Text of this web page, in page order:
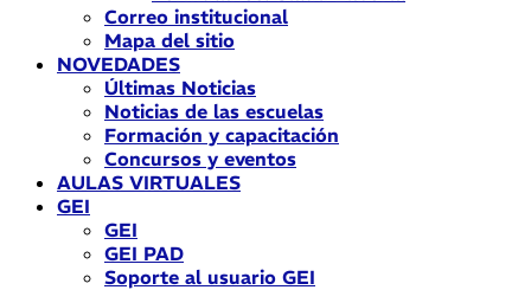
Correo institucional
Mapa del sitio
NOVEDADES
Últimas Noticias
Noticias de las escuelas
Formación y capacitación
Concursos y eventos
AULAS VIRTUALES
GEI
GEI
GEI PAD
Soporte al usuario GEI